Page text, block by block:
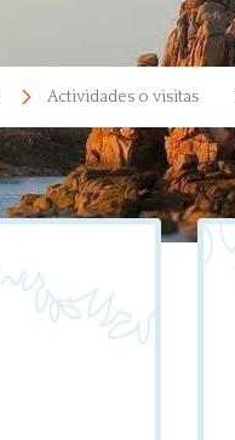
Actividades o visitas